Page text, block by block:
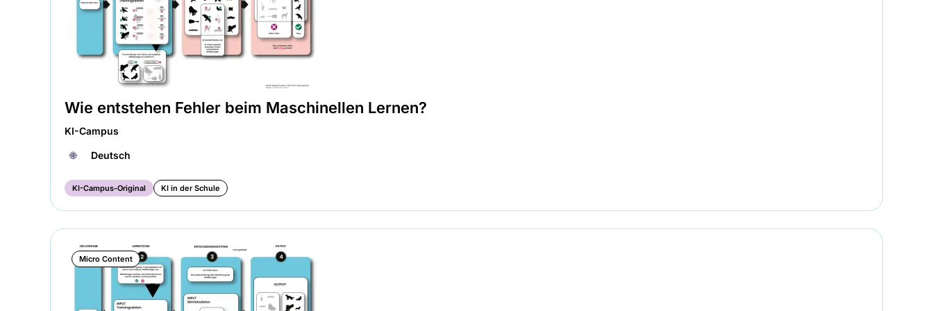
Wie entstehen Fehler beim Maschinellen Lernen?
KI-Campus
🌐︎ Deutsch
KI-Campus-Original KI in der Schule
Micro Content